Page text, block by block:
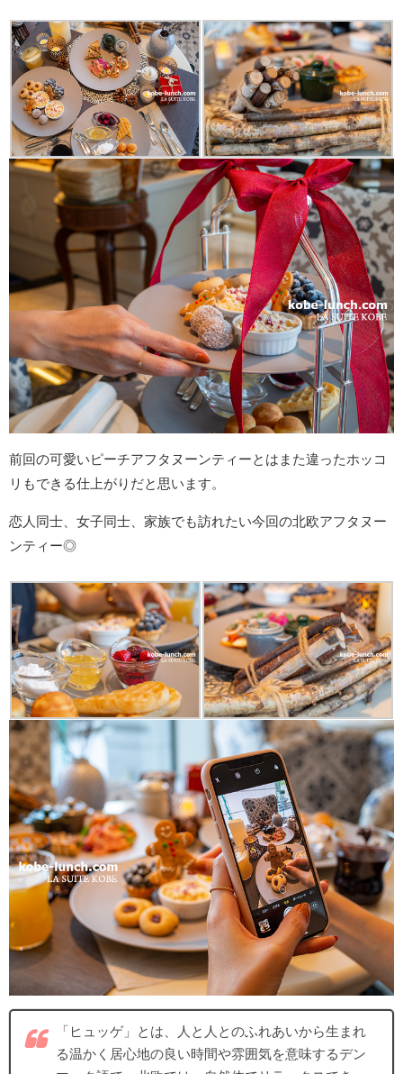
前回の可愛いピーチアフタヌーンティーとはまた違ったホッコ
リもできる仕上がりだと思います。
恋人同士、女子同士、家族でも訪れたい今回の北欧アフタヌー
ンティー◎
「ヒュッゲ」とは、人と人とのふれあいから生まれ
る温かく居心地の良い時間や雰囲気を意味するデン